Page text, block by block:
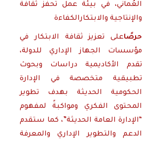
العُماني، في بيئة عمل تحفز ثقافة
الكفاءة
والإنتاجية والابتكار
حرصًاعلى تعزيز ثقافة الابتكار في
مؤسسات الجهاز الإداري للدولة،
تقدم الأكاديمية دراسات وبحوث
تطبيقية متخصصة في الإدارة
الحكومية الحديثة بهدف تطوير
المحتوى الفكري ومواكبةً لمفهوم
“الإدارة العامة الحديثة”، كما ستقدم
الدعم والتطوير الإداري والمعرفة